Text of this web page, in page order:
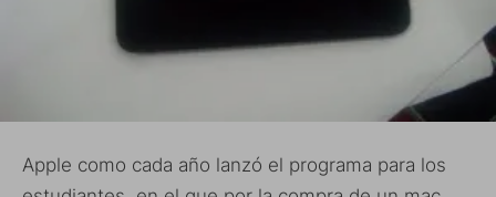
Apple como cada año lanzó el programa para los